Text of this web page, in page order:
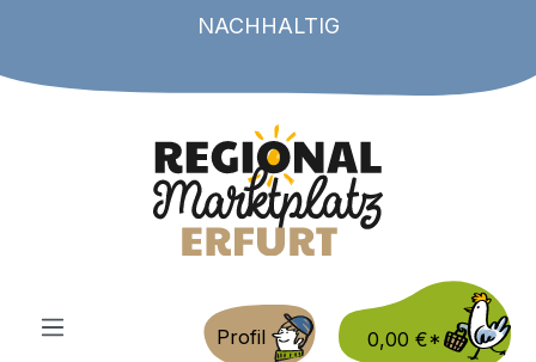
Zum Hauptinhalt springenNACHHALTIG
Profil 0,00 €*